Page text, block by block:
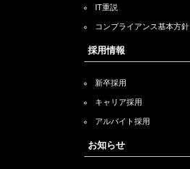
IT重説
コンプライアンス基本方針
採用情報
新卒採用
キャリア採用
アルバイト採用
お知らせ